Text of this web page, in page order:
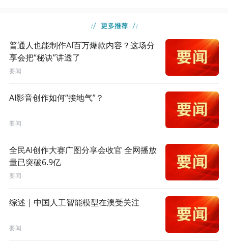
普通人也能制作AI百万爆款内容？这场分
享会把“秘诀”讲透了
要闻
AI影音创作如何“接地气”？
要闻
全民AI创作大赛广图分享会收官 全网播放
量已突破6.9亿
要闻
综述｜中国人工智能模型在澳受关注
要闻